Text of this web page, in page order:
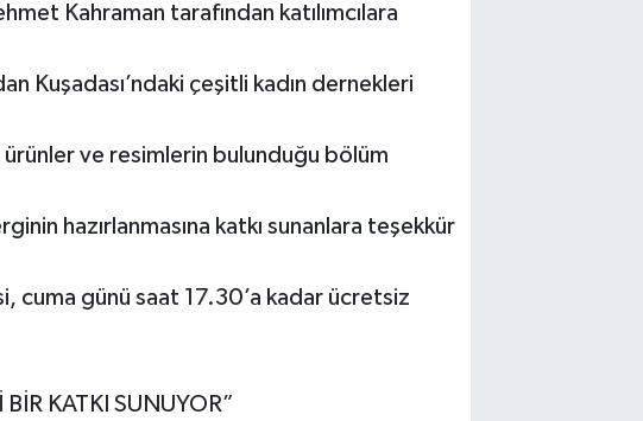
Kahraman tarafından katılımcılara
Kuşadası’ndaki çeşitli kadın dernekleri
ürünler ve resimlerin bulunduğu bölüm
hazırlanmasına katkı sunanlara teşekkür
cuma günü saat 17.30’a kadar ücretsiz
KATKI SUNUYOR”